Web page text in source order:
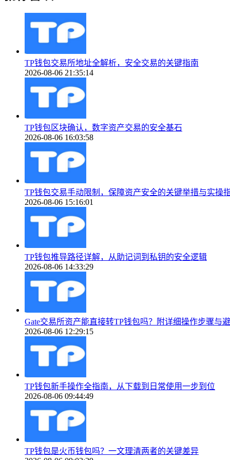
TP钱包交易所地址全解析，安全交易的关键指南
2026-08-06 21:35:14
TP钱包区块确认，数字资产交易的安全基石
2026-08-06 16:03:58
TP钱包交易手动限制，保障资产安全的关键举措与实操
2026-08-06 15:16:01
TP钱包推导路径详解，从助记词到私钥的安全逻辑
2026-08-06 14:33:29
Gate交易所资产能直接转TP钱包吗？附详细操作步骤与
2026-08-06 12:29:15
TP钱包新手操作全指南，从下载到日常使用一步到位
2026-08-06 09:44:49
TP钱包是火币钱包吗？一文理清两者的关键差异